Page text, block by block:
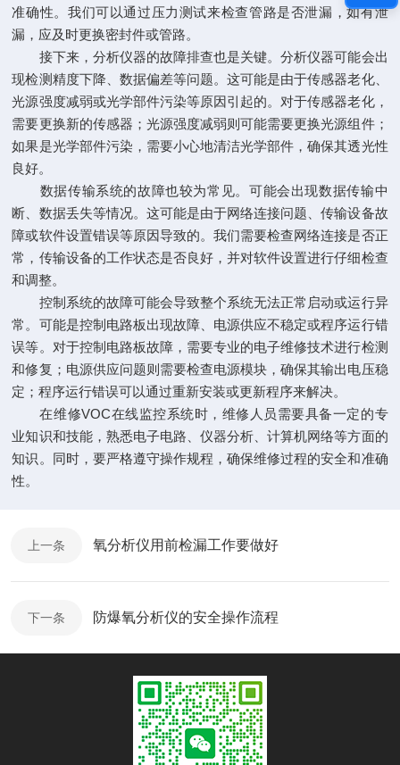
准确性。我们可以通过压力测试来检查管路是否泄漏，如有泄
漏，应及时更换密封件或管路。
接下来，分析仪器的故障排查也是关键。分析仪器可能会出
现检测精度下降、数据偏差等问题。这可能是由于传感器老化、
光源强度减弱或光学部件污染等原因引起的。对于传感器老化，
需要更换新的传感器；光源强度减弱则可能需要更换光源组件；
如果是光学部件污染，需要小心地清洁光学部件，确保其透光性
良好。
数据传输系统的故障也较为常见。可能会出现数据传输中
断、数据丢失等情况。这可能是由于网络连接问题、传输设备故
障或软件设置错误等原因导致的。我们需要检查网络连接是否正
常，传输设备的工作状态是否良好，并对软件设置进行仔细检查
和调整。
控制系统的故障可能会导致整个系统无法正常启动或运行异
常。可能是控制电路板出现故障、电源供应不稳定或程序运行错
误等。对于控制电路板故障，需要专业的电子维修技术进行检测
和修复；电源供应问题则需要检查电源模块，确保其输出电压稳
定；程序运行错误可以通过重新安装或更新程序来解决。
在维修VOC在线监控系统时，维修人员需要具备一定的专
业知识和技能，熟悉电子电路、仪器分析、计算机网络等方面的
知识。同时，要严格遵守操作规程，确保维修过程的安全和准确
性。
上一条 氧分析仪用前检漏工作要做好
下一条 防爆氧分析仪的安全操作流程